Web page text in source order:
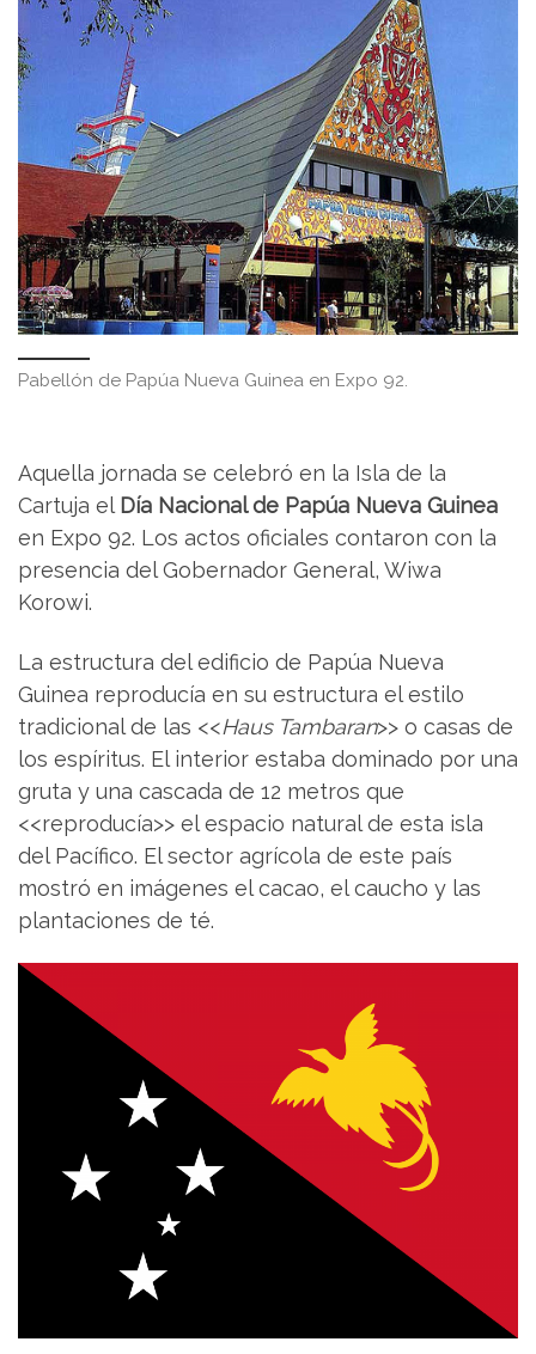
Pabellón de Papúa Nueva Guinea en Expo 92.
Aquella jornada se celebró en la Isla de la
Cartuja el Día Nacional de Papúa Nueva Guinea
en Expo 92. Los actos oficiales contaron con la
presencia del Gobernador General, Wiwa
Korowi.
La estructura del edificio de Papúa Nueva
Guinea reproducía en su estructura el estilo
tradicional de las <<Haus Tambaran>> o casas de
los espíritus. El interior estaba dominado por una
gruta y una cascada de 12 metros que
<<reproducía>> el espacio natural de esta isla
del Pacífico. El sector agrícola de este país
mostró en imágenes el cacao, el caucho y las
plantaciones de té.